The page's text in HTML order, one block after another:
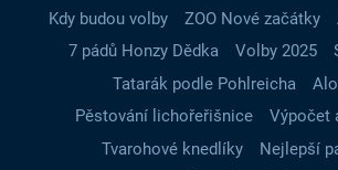
Kdy budou volby
ZOO Nové začátky
7 pádů Honzy Dědka
Volby 2025
Tatarák podle Pohlreicha
Pěstování lichořeřišnice
Výpočet
Tvarohové knedlíky
Nejlepší